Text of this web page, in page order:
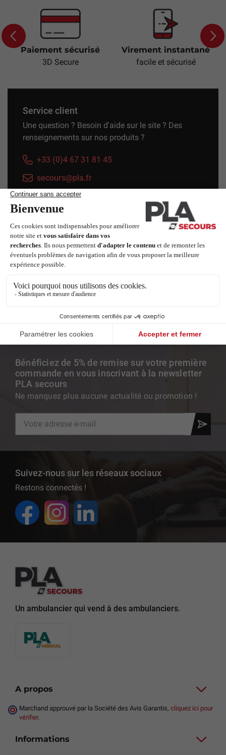
Previous
Paiement sécurisé
3D Secure
Virement instantané
facile et sécurisé
Bénéficiez de 5% de remise sur votre première
commande en vous inscrivant à la newsletter
PLA secours
Ne manquez plus aucune actualité ou promotion !
Suivez-nous sur les réseaux sociaux
Restons connectés !
Service client
Une question ? Besoin d'aide sur le site ? Des
renseignements sur nos produits ?
+33 (0)4 67 31 81 45
secours@pla.fr
Service technique et SAV
Pour l'entretien et la réparation de votre
équipement de secours, notre équipe formée et
agréée s'occupe de vous.
+33 (0)4 67 31 80 45
Un ambulancier qui vend à des ambulanciers.
A propos
Marchand approuvé par la Société des Avis Garantis, cliquez ici pour
vérifier.
Informations